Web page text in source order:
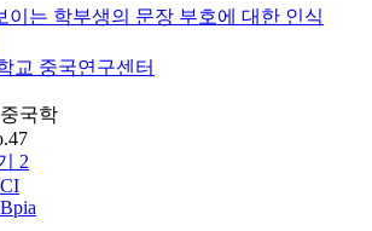
이는 학부생의 문장 부호에 대한 인식
교 중국연구센터
국학
2